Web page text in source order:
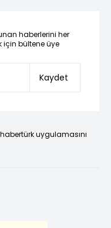
haberlerini her
bültene üye
Kaydet
uygulamasını